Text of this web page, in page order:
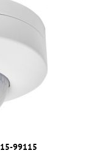
15-99115